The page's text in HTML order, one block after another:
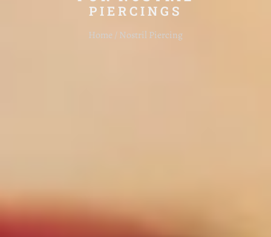
PIERCINGS
Home / Nostril Piercing